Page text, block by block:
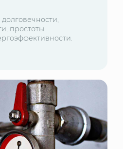
простоты